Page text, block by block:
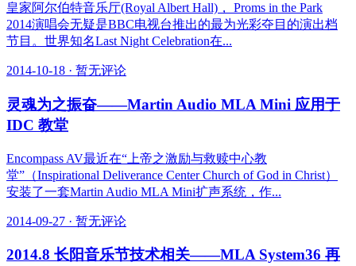
皇家阿尔伯特音乐厅(Royal Albert Hall)， Proms in the Park
2014演唱会无疑是BBC电视台推出的最为光彩夺目的演出档
节目。世界知名Last Night Celebration在...
2014-10-18 · 暂无评论
灵魂为之振奋——Martin Audio MLA Mini 应用于
IDC 教堂
Encompass AV最近在“上帝之激励与救赎中心教
堂”（Inspirational Deliverance Center Church of God in Christ）
安装了一套Martin Audio MLA Mini扩声系统，作...
2014-09-27 · 暂无评论
2014.8 长阳音乐节技术相关——MLA System36 再